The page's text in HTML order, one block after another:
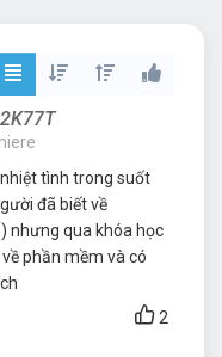
tình trong suốt
đã biết về
nhưng qua khóa học
phần mềm và có
2